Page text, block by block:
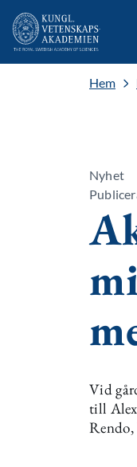
Hem
Nyhet
Vid
till